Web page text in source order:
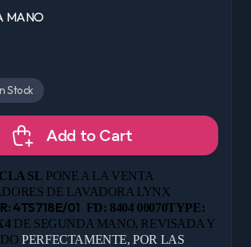
MANO
Stock
Add to Cart
SL PONE A LA VENTA
DE LAVADORA LYNX
4TS718E/01 FD: 8404 00070TYPE:
DE SEGUNDA MANO, REVISADA Y
PERFECTAMENTE, POR LAS